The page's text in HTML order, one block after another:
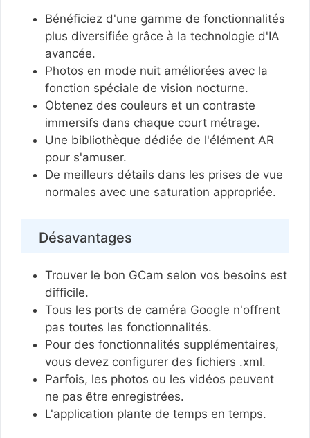
Bénéficiez d'une gamme de fonctionnalités
plus diversifiée grâce à la technologie d'IA
avancée.
Photos en mode nuit améliorées avec la
fonction spéciale de vision nocturne.
Obtenez des couleurs et un contraste
immersifs dans chaque court métrage.
Une bibliothèque dédiée de l'élément AR
pour s'amuser.
De meilleurs détails dans les prises de vue
normales avec une saturation appropriée.
Désavantages
Trouver le bon GCam selon vos besoins est
difficile.
Tous les ports de caméra Google n'offrent
pas toutes les fonctionnalités.
Pour des fonctionnalités supplémentaires,
vous devez configurer des fichiers .xml.
Parfois, les photos ou les vidéos peuvent
ne pas être enregistrées.
L'application plante de temps en temps.